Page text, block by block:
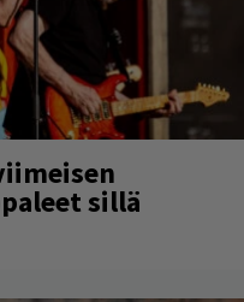
sillä